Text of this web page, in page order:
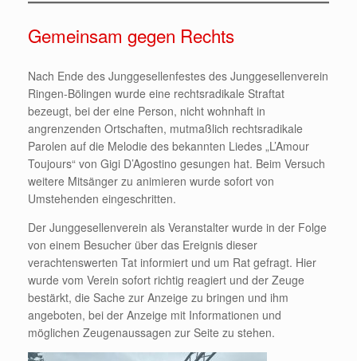
Gemeinsam gegen Rechts
Nach Ende des Junggesellenfestes des Junggesellenverein
Ringen-Bölingen wurde eine rechtsradikale Straftat
bezeugt, bei der eine Person, nicht wohnhaft in
angrenzenden Ortschaften, mutmaßlich rechtsradikale
Parolen auf die Melodie des bekannten Liedes „L’Amour
Toujours“ von Gigi D’Agostino gesungen hat. Beim Versuch
weitere Mitsänger zu animieren wurde sofort von
Umstehenden eingeschritten.
Der Junggesellenverein als Veranstalter wurde in der Folge
von einem Besucher über das Ereignis dieser
verachtenswerten Tat informiert und um Rat gefragt. Hier
wurde vom Verein sofort richtig reagiert und der Zeuge
bestärkt, die Sache zur Anzeige zu bringen und ihm
angeboten, bei der Anzeige mit Informationen und
möglichen Zeugenaussagen zur Seite zu stehen.